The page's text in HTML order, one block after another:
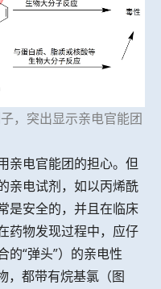
，突出显示亲电官能团
亲电官能团的担心。但
亲电试剂，如以丙烯酰
是安全的，并且在临床
药物发现过程中，应仔
的“弹头”）的亲电性
，都带有烷基氯（图